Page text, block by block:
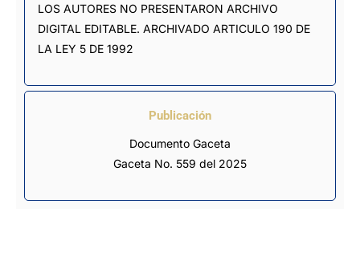
LOS AUTORES NO PRESENTARON ARCHIVO
DIGITAL EDITABLE. ARCHIVADO ARTICULO 190 DE
LA LEY 5 DE 1992
Publicación
Documento Gaceta
Gaceta No. 559 del 2025